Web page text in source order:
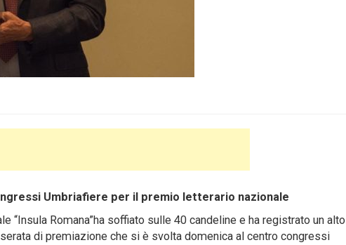
Umbriafiere per il premio letterario nazionale
“Insula Romana”ha soffiato sulle 40 candeline e ha registrato un alto
di premiazione che si è svolta domenica al centro congressi